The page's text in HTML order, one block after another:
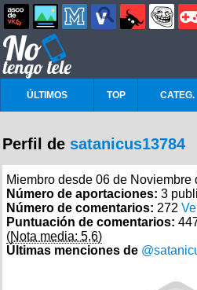
ÚLTIMOS TOP CATEG.
Perfil de satanicus13784
Miembro desde 06 de Noviembre
Número de aportaciones: 3
Número de comentarios: 272
Puntuación de comentarios:
(Nota media: 5,6)
Últimas menciones de